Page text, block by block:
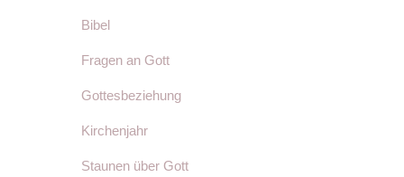
Bibel
Fragen an Gott
Gottesbeziehung
Kirchenjahr
Staunen über Gott